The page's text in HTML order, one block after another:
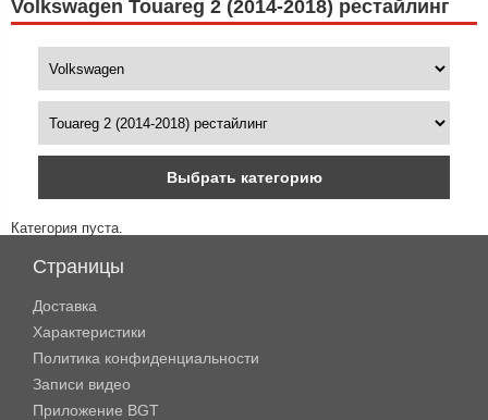
Volkswagen Touareg 2 (2014-2018) рестайлинг
Выбрать категорию
Категория пуста.
Страницы
Доставка
Характеристики
Политика конфиденциальности
Записи видео
Приложение BGT